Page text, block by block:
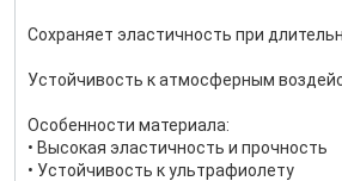
Сохраняет эластичность при
Устойчивость к атмосферным
Особенности материала:
• Высокая эластичность и прочность
• Устойчивость к ультрафиолету